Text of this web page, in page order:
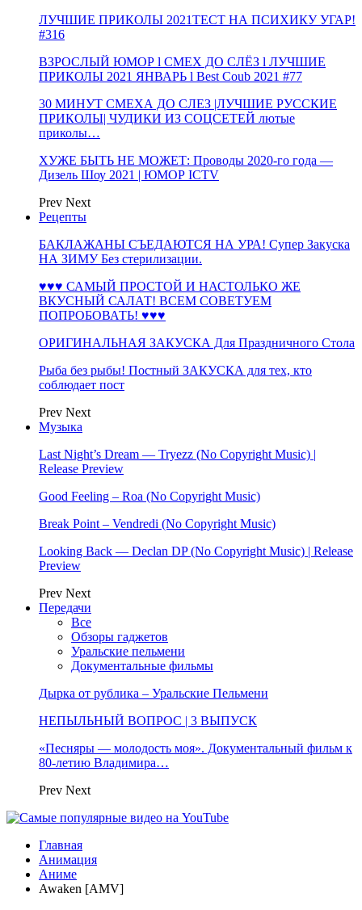
ЛУЧШИЕ ПРИКОЛЫ 2021ТЕСТ НА ПСИХИКУ УГАР!
#316
ВЗРОСЛЫЙ ЮМОР l СМЕХ ДО СЛЁЗ l ЛУЧШИЕ
ПРИКОЛЫ 2021 ЯНВАРЬ l Best Coub 2021 #77
30 МИНУТ СМЕХА ДО СЛЕЗ |ЛУЧШИЕ РУССКИЕ
ПРИКОЛЫ| ЧУДИКИ ИЗ СОЦСЕТЕЙ лютые
приколы…
ХУЖЕ БЫТЬ НЕ МОЖЕТ: Проводы 2020-го года —
Дизель Шоу 2021 | ЮМОР ICTV
Prev Next
Рецепты
БАКЛАЖАНЫ СЪЕДАЮТСЯ НА УРА! Супер Закуска
НА ЗИМУ Без стерилизации.
♥♥♥ САМЫЙ ПРОСТОЙ И НАСТОЛЬКО ЖЕ
ВКУСНЫЙ САЛАТ! ВСЕМ СОВЕТУЕМ
ПОПРОБОВАТЬ! ♥♥♥
ОРИГИНАЛЬНАЯ ЗАКУСКА Для Праздничного Стола
Рыба без рыбы! Постный ЗАКУСКА для тех, кто
соблюдает пост
Prev Next
Музыка
Last Night’s Dream — Tryezz (No Copyright Music) |
Release Preview
Good Feeling – Roa (No Copyright Music)
Break Point – Vendredi (No Copyright Music)
Looking Back — Declan DP (No Copyright Music) | Release
Preview
Prev Next
Передачи
Все
Обзоры гаджетов
Уральские пельмени
Документальные фильмы
Дырка от рублика – Уральские Пельмени
НЕПЫЛЬНЫЙ ВОПРОС | 3 ВЫПУСК
«Песняры — молодость моя». Документальный фильм к
80-летию Владимира…
Prev Next
Главная
Анимация
Аниме
Awaken [AMV]